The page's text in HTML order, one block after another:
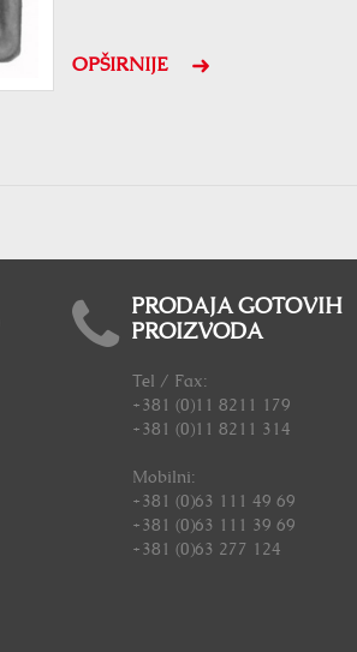
OPŠIRNIJE
PRODAJA GOTOVIH
PROIZVODA
Tel / Fax:
+381 (0)11 8211 179
+381 (0)11 8211 314
Mobilni:
+381 (0)63 111 49 69
+381 (0)63 111 39 69
+381 (0)63 277 124